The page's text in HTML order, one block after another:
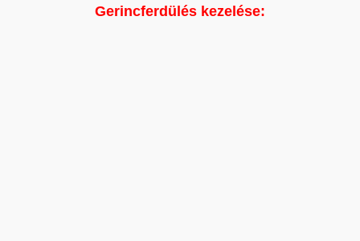
Gerincferdülés kezelése: